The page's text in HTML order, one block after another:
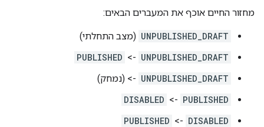
מחזור החיים אוכף את המעברים הבאים:
UNPUBLISHED_DRAFT (מצב התחלתי)
UNPUBLISHED_DRAFT
-> ‏
PUBLISHED
UNPUBLISHED_DRAFT -> (נמחק)
PUBLISHED
-> ‏
DISABLED
DISABLED
-> ‏
PUBLISHED